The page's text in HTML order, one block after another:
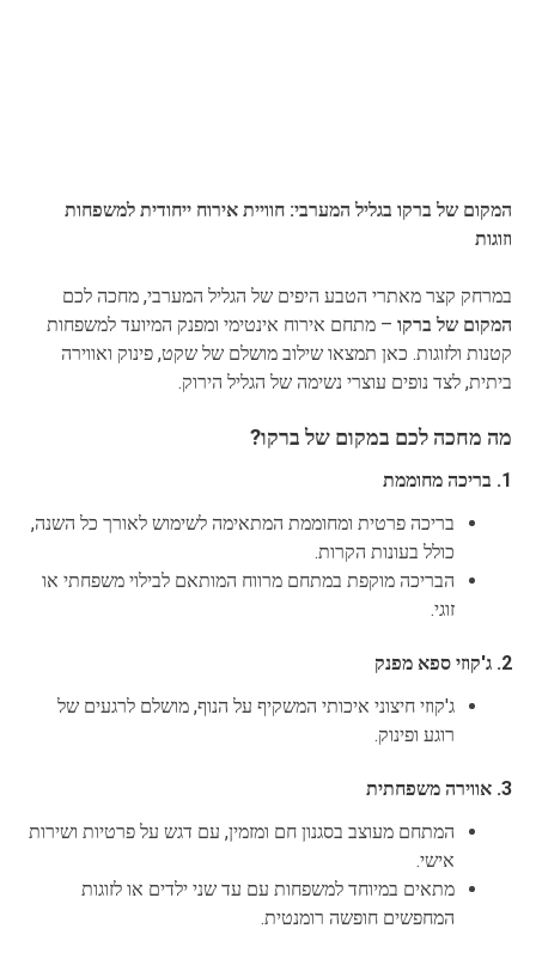
המקום של ברקו בגליל המערבי: חוויית אירוח ייחודית למשפחות
וזוגות
במרחק קצר מאתרי הטבע היפים של הגליל המערבי, מחכה לכם
המקום של ברקו – מתחם אירוח אינטימי ומפנק המיועד למשפחות
קטנות ולזוגות. כאן תמצאו שילוב מושלם של שקט, פינוק ואווירה
ביתית, לצד נופים עוצרי נשימה של הגליל הירוק.
מה מחכה לכם במקום של ברקו?
1. בריכה מחוממת
בריכה פרטית ומחוממת המתאימה לשימוש לאורך כל השנה,
כולל בעונות הקרות.
הבריכה מוקפת במתחם מרווח המותאם לבילוי משפחתי או
זוגי.
2. ג'קוזי ספא מפנק
ג'קוזי חיצוני איכותי המשקיף על הנוף, מושלם לרגעים של
רוגע ופינוק.
3. אווירה משפחתית
המתחם מעוצב בסגנון חם ומזמין, עם דגש על פרטיות ושירות
אישי.
מתאים במיוחד למשפחות עם עד שני ילדים או לזוגות
המחפשים חופשה רומנטית.